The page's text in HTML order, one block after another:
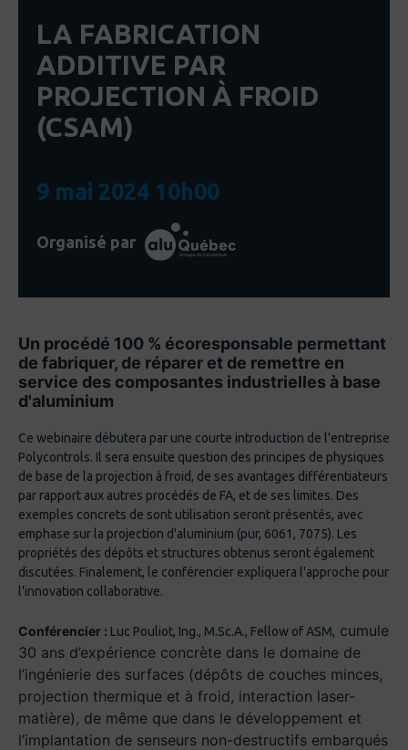
LA FABRICATION
ADDITIVE PAR
PROJECTION À FROID
(CSAM)
9 mai 2024 10h00
Organisé par
Un procédé 100 % écoresponsable permettant
de fabriquer, de réparer et de remettre en
service des composantes industrielles à base
d'aluminium
Ce webinaire débutera par une courte introduction de l'entreprise
Polycontrols. Il sera ensuite question des principes de physiques
de base de la projection à froid, de ses avantages différentiateurs
par rapport aux autres procédés de FA, et de ses limites. Des
exemples concrets de sont utilisation seront présentés, avec
emphase sur la projection d'aluminium (pur, 6061, 7075). Les
propriétés des dépôts et structures obtenus seront également
discutées. Finalement, le conférencier expliquera l'approche pour
l'innovation collaborative.
Conférencier : Luc Pouliot, Ing., M.Sc.A., Fellow of ASM, cumule
30 ans d’expérience concrète dans le domaine de
l’ingénierie des surfaces (dépôts de couches minces,
projection thermique et à froid, interaction laser-
matière), de même que dans le développement et
l’implantation de senseurs non-destructifs embarqués